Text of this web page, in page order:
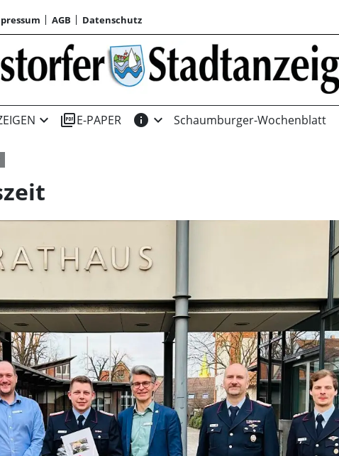
AGB Datenschutz
expand_more picture_as_pdfE-PAPER info expand_more Schaumburger-Wochenblatt